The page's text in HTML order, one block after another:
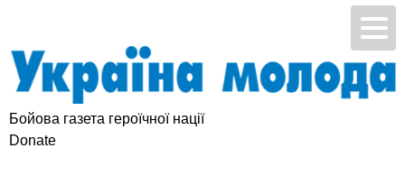
Бойова газета героїчної нації
Donate